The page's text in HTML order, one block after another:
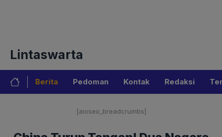
Lintaswarta
Berita Pedoman Kontak Redaksi
[aioseo_breadcrumbs]